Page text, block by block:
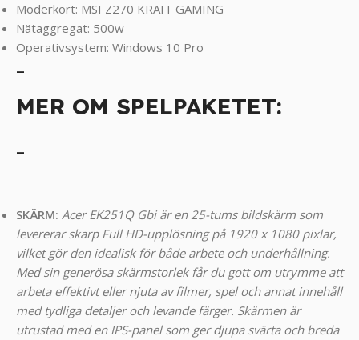
Moderkort: MSI Z270 KRAIT GAMING
Nätaggregat: 500w
Operativsystem: Windows 10 Pro
MER OM SPELPAKETET:
SKÄRM: Acer EK251Q Gbi är en 25-tums bildskärm som
levererar skarp Full HD-upplösning på 1920 x 1080 pixlar,
vilket gör den idealisk för både arbete och underhållning.
Med sin generösa skärmstorlek får du gott om utrymme att
arbeta effektivt eller njuta av filmer, spel och annat innehåll
med tydliga detaljer och levande färger. Skärmen är
utrustad med en IPS-panel som ger djupa svärta och breda